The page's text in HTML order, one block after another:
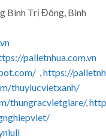
Bình Trị Đông, Bình
palletnhua.com.vn
,https://
thuylucvietxanh/
thungracvietgiare/,